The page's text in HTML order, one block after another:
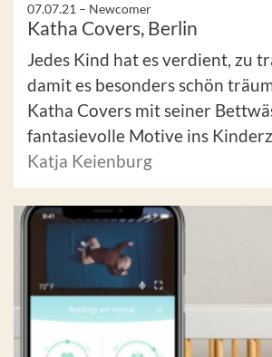
07.07.21 – Newcomer
Katha Covers, Berlin
Jedes Kind hat es verdient, zu
damit es besonders schön
Katha Covers mit seiner
fantasievolle Motive ins
Katja Keienburg